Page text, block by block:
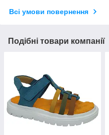
Всі умови повернення
Подібні товари компанії